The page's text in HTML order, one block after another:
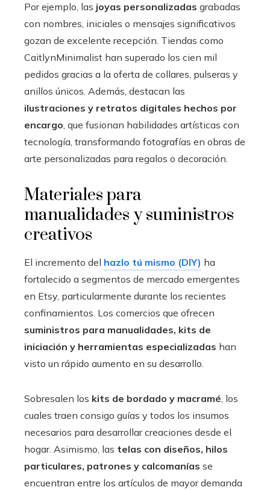
Por ejemplo, las joyas personalizadas grabadas
con nombres, iniciales o mensajes significativos
gozan de excelente recepción. Tiendas como
CaitlynMinimalist han superado los cien mil
pedidos gracias a la oferta de collares, pulseras y
anillos únicos. Además, destacan las
ilustraciones y retratos digitales hechos por
encargo, que fusionan habilidades artísticas con
tecnología, transformando fotografías en obras de
arte personalizadas para regalos o decoración.
Materiales para
manualidades y suministros
creativos
El incremento del hazlo tú mismo (DIY) ha
fortalecido a segmentos de mercado emergentes
en Etsy, particularmente durante los recientes
confinamientos. Los comercios que ofrecen
suministros para manualidades, kits de
iniciación y herramientas especializadas han
visto un rápido aumento en su desarrollo.
Sobresalen los kits de bordado y macramé, los
cuales traen consigo guías y todos los insumos
necesarios para desarrollar creaciones desde el
hogar. Asimismo, las telas con diseños, hilos
particulares, patrones y calcomanías se
encuentran entre los artículos de mayor demanda